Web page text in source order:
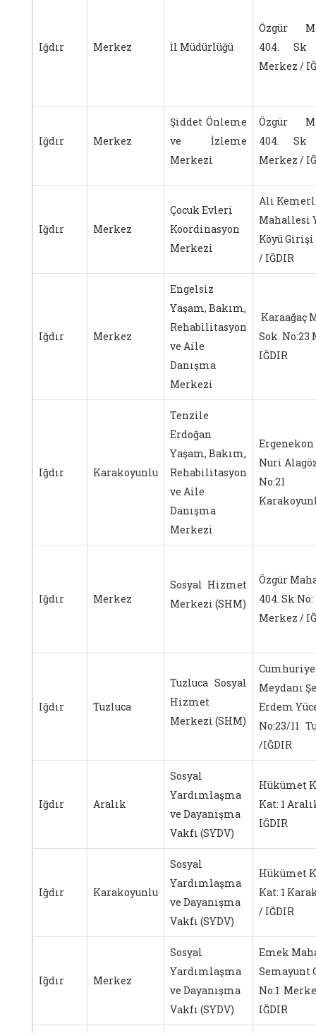
Iğdır Merkez İl Müdürlüğü
Özgür
404.
Merkez /
Iğdır Merkez
Şiddet Önleme
ve İzleme
Merkezi
Özgür
404.
Merkez /
Iğdır Merkez
Çocuk Evleri
Koordinasyon
Merkezi
Ali
Mahallesi
Köyü
/ IĞDIR
Iğdır Merkez
Engelsiz
Yaşam, Bakım,
Rehabilitasyon
ve Aile
Danışma
Merkezi
Karaağaç
Sok. No:23
IĞDIR
Iğdır Karakoyunlu
Tenzile
Erdoğan
Yaşam, Bakım,
Rehabilitasyon
ve Aile
Danışma
Merkezi
Ergenekon
Nuri
No:21
Iğdır Merkez
Sosyal Hizmet
Merkezi (SHM)
Özgür
404. Sk No:
Merkez /
Iğdır Tuzluca
Tuzluca Sosyal
Hizmet
Merkezi (SHM)
Meydanı
Erdem
No:23/11
/IĞDIR
Iğdır Aralık
Sosyal
Yardımlaşma
ve Dayanışma
Vakfı (SYDV)
Hükümet
Kat: 1
IĞDIR
Iğdır Karakoyunlu
Sosyal
Yardımlaşma
ve Dayanışma
Vakfı (SYDV)
Hükümet
Kat: 1
/ IĞDIR
Iğdır Merkez
Sosyal
Yardımlaşma
ve Dayanışma
Vakfı (SYDV)
Emek
Semayunt
No:1
IĞDIR